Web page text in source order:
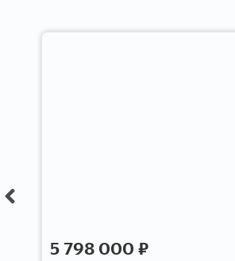
5 798 000 ₽